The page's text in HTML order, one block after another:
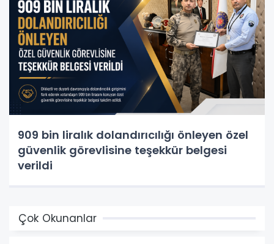
909 bin liralık dolandırıcılığı önleyen özel
güvenlik görevlisine teşekkür belgesi
verildi
Çok Okunanlar